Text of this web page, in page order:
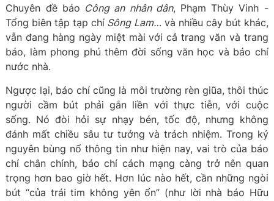
Chuyên đề báo Công an nhân dân, Phạm Thùy Vinh -
Tổng biên tập tạp chí Sông Lam…và nhiều cây bút khác,
vẫn đang hàng ngày miệt mài với cả trang văn và trang
báo, làm phong phú thêm đời sống văn học và báo chí
nước nhà.
Ngược lại, báo chí cũng là môi trường rèn giũa, thôi thúc
người cầm bút phải gắn liền với thực tiễn, với cuộc
sống. Nó đòi hỏi sự nhạy bén, tốc độ, nhưng không
đánh mất chiều sâu tư tưởng và trách nhiệm. Trong kỷ
nguyên bùng nổ thông tin như hiện nay, vai trò của báo
chí chân chính, báo chí cách mạng càng trở nên quan
trọng hơn bao giờ hết. Hơn lúc nào hết, cần những ngòi
bút “của trái tim không yên ổn” (như lời nhà báo Hữu